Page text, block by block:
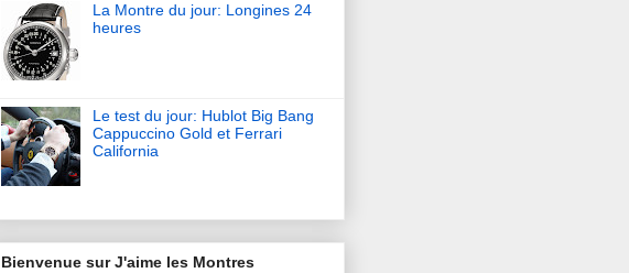
La Montre du jour: Longines 24
heures
Le test du jour: Hublot Big Bang
Cappuccino Gold et Ferrari
California
Bienvenue sur J'aime les Montres